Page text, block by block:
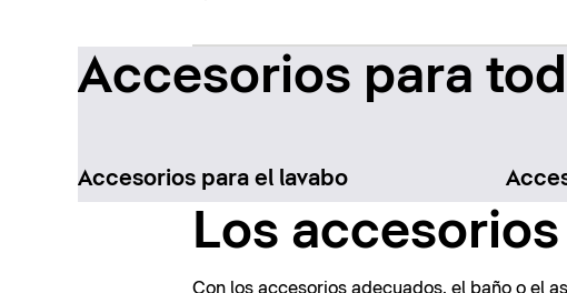
Accesorios para
Accesorios para el lavabo
Los
Con los accesorios adecuados, el baño o el